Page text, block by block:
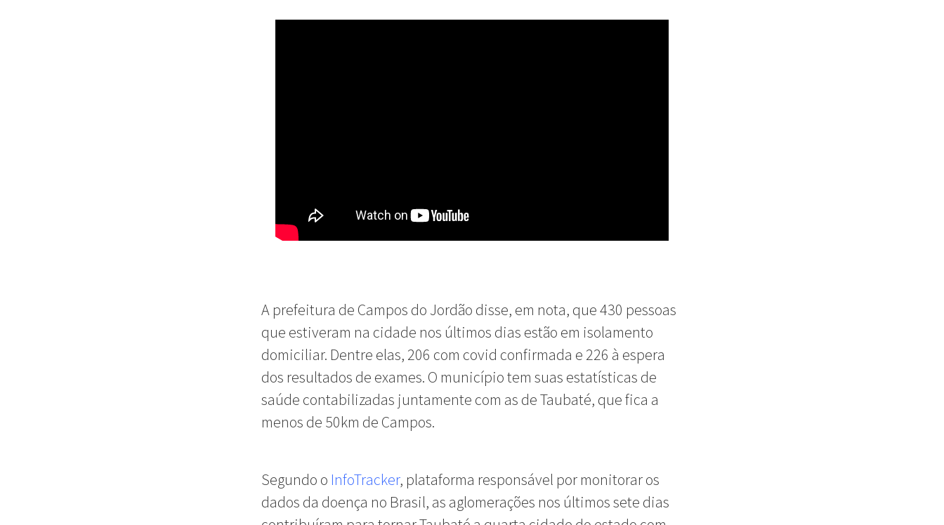
A prefeitura de Campos do Jordão disse, em nota, que 430 pessoas
que estiveram na cidade nos últimos dias estão em isolamento
domiciliar. Dentre elas, 206 com covid confirmada e 226 à espera
dos resultados de exames. O município tem suas estatísticas de
saúde contabilizadas juntamente com as de Taubaté, que fica a
menos de 50km de Campos.
Segundo o InfoTracker, plataforma responsável por monitorar os
dados da doença no Brasil, as aglomerações nos últimos sete dias